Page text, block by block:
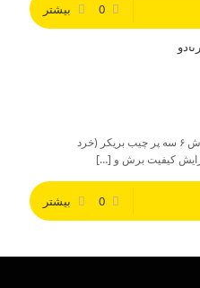
0 بیشتر
برش ۶ سه پر چیپ بریکر تورنادو برش ۶ سه پر چیب بریکر (خرد
کیفیت برش و […]
0 بیشتر